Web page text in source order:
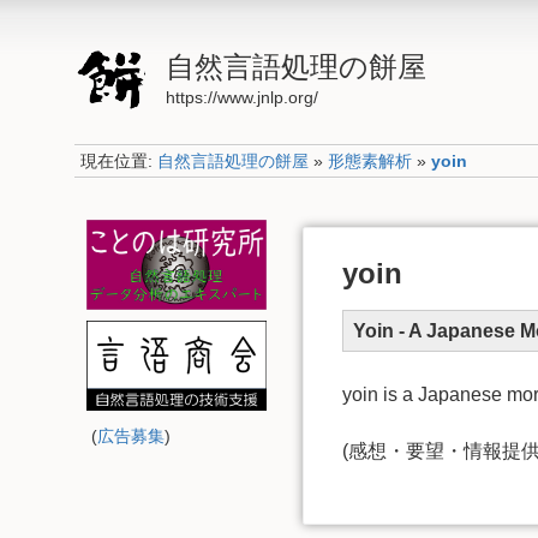
自然言語処理の餅屋
https://www.jnlp.org/
現在位置: 自然言語処理の餅屋 » 形態素解析» yoin
(広告募集)
yoin
Yoin - A Japanese
yoin is a Japanese
(感想・要望・情報提